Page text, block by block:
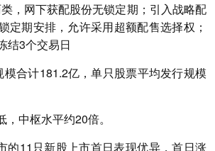
，网下获配股份无锁定期；引入战略配
定期安排，允许采用超额配售选择权；
结3个交易日
合计181.2亿，单只股票平均发行规模
中枢水平约20倍。
的11只新股上市首日表现优异，首日涨